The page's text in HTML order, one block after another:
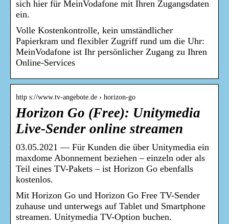
sich hier für MeinVodafone mit Ihren Zugangsdaten
ein.
Volle Kostenkontrolle, kein umständlicher
Papierkram und flexibler Zugriff rund um die Uhr:
MeinVodafone ist Ihr persönlicher Zugang zu Ihren
Online-Services
http s://www.tv-angebote.de › horizon-go
Horizon Go (Free): Unitymedia
Live-Sender online streamen
03.05.2021 — Für Kunden die über Unitymedia ein
maxdome Abonnement beziehen – einzeln oder als
Teil eines TV-Pakets – ist Horizon Go ebenfalls
kostenlos.
Mit Horizon Go und Horizon Go Free TV-Sender
zuhause und unterwegs auf Tablet und Smartphone
streamen. Unitymedia TV-Option buchen.